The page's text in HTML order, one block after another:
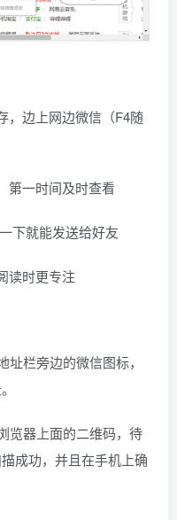
，边上网边微信（F4随
第一时间及时查看
下就能发送给好友
读时更专注
栏旁边的微信图标，
览器上面的二维码，待
成功，并且在手机上确